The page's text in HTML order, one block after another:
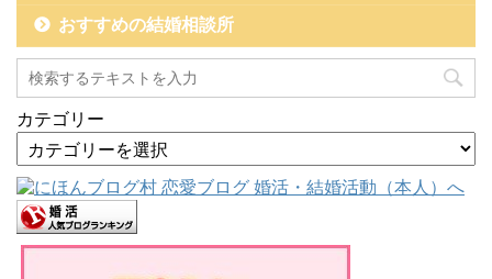
おすすめの結婚相談所
カテゴリー